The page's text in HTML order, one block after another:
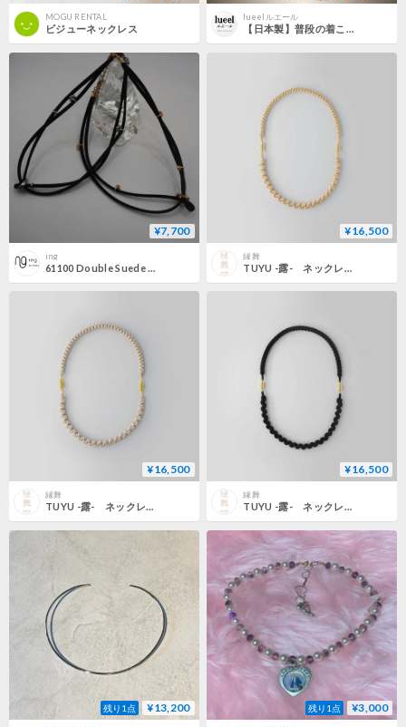
MOGU RENTAL
ビジューネックレス
lueelルエール
【日本製】普段の着こなしが華やぐ お花ケミカルレースのサテンリボンチョーカー / サイズオーダー可 128000
¥7,700
ing
61100 Double Suede Choker(silver or gold)
¥16,500
縁舞
TUYU -露- ネックレス〈線 × 雫〉 白杉
¥16,500
縁舞
TUYU -露- ネックレス〈線 × 雫〉 白練
¥16,500
縁舞
TUYU -露- ネックレス〈線 × 雫〉 墨
残り1点 ¥13,200 残り1点 ¥3,000